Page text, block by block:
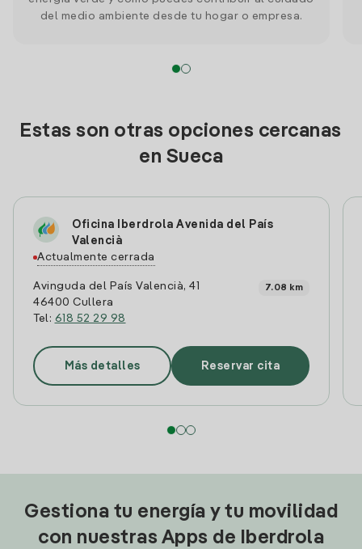
del medio ambiente desde tu hogar o empresa.
Estas son otras opciones cercanas
en Sueca
Oficina Iberdrola Avenida del País
Valencià
Actualmente cerrada
Avinguda del País Valencià, 41
46400 Cullera
Tel: 618 52 29 98
7.08 km
Más detalles Reservar cita
Gestiona tu energía y tu movilidad
con nuestras Apps de Iberdrola